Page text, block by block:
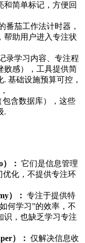
和简单标记，方便回
番茄工作法计时器，
帮助用户进入专注状
录学习内容、专注程
败感），工具提供简
基础设施预算可控，
包含数据库），这些
.
： 它们是信息管理
优化，不提供专注环
）： 专注于提供特
何学习”的效率，不
识，也缺乏学习专注
）： 仅解决信息收